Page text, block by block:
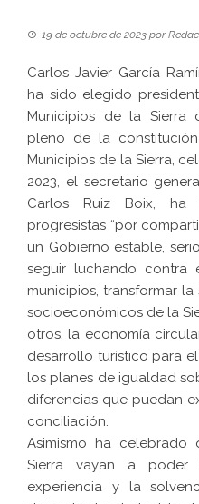
19 de octubre de 2023 por
Carlos Javier García
ha sido elegido
Municipios de la
pleno de la
Municipios de la Sierra,
2023, el secretario
Carlos Ruiz Boix,
progresistas “por
un Gobierno estable,
seguir luchando contra
municipios, transformar
socioeconómicos de la
otros, la economía
desarrollo turístico para
los planes de igualdad
diferencias que puedan
conciliación.
Asimismo ha
Sierra vayan a
experiencia y la